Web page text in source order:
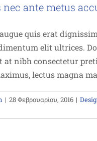
nec ante metus
quis erat
elit ultrices.
at nibh consectetur
lectus magna
| 28 Φεβρουαρίου, 2016 |